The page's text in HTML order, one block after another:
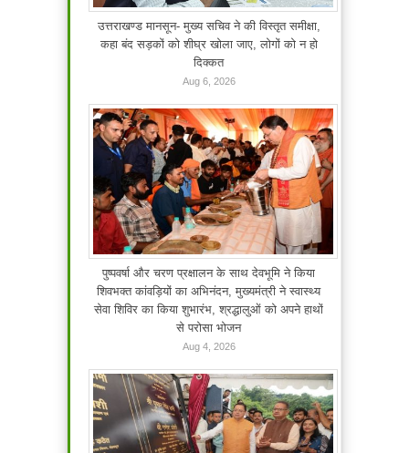
उत्तराखण्ड मानसून- मुख्य सचिव ने की विस्तृत समीक्षा,
कहा बंद सड़कों को शीघ्र खोला जाए, लोगों को न हो
दिक्कत
Aug 6, 2026
पुष्पवर्षा और चरण प्रक्षालन के साथ देवभूमि ने किया
शिवभक्त कांवड़ियों का अभिनंदन, मुख्यमंत्री ने स्वास्थ्य
सेवा शिविर का किया शुभारंभ, श्रद्धालुओं को अपने हाथों
से परोसा भोजन
Aug 4, 2026